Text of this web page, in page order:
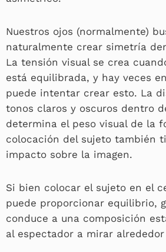
Nuestros ojos (normalmente)
naturalmente crear simetría
La tensión visual se crea
está equilibrada, y hay veces
puede intentar crear esto. La
tonos claros y oscuros dentro
determina el peso visual de la
colocación del sujeto también
impacto sobre la imagen.
Si bien colocar el sujeto en el
puede proporcionar equilibrio,
conduce a una composición
al espectador a mirar